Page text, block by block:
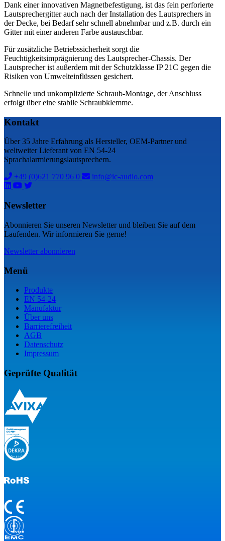
Dank einer innovativen Magnetbefestigung, ist das fein perforierte
Lautsprechergitter auch nach der Installation des Lautsprechers in
der Decke, bei Bedarf sehr schnell abnehmbar und z.B. durch ein
Gitter mit einer anderen Farbe austauschbar.
Für zusätzliche Betriebssicherheit sorgt die
Feuchtigkeitsimprägnierung des Lautsprecher-Chassis. Der
Lautsprecher ist außerdem mit der Schutzklasse IP 21C gegen die
Risiken von Umwelteinflüssen gesichert.
Schnelle und unkomplizierte Schraub-Montage, der Anschluss
erfolgt über eine stabile Schraubklemme.
Kontakt
Über 35 Jahre Erfahrung als Hersteller, OEM-Partner und
weltweiter Lieferant von EN 54-24
Sprachalarmierungslautsprechern.
+49 (0)621 770 96 0
info@ic-audio.com
Newsletter
Abonnieren Sie unseren Newsletter und bleiben Sie auf dem
Laufenden. Wir informieren Sie gerne!
Newsletter abonnieren
Menü
Produkte
EN 54-24
Manufaktur
Über uns
Barrierefreiheit
AGB
Datenschutz
Impressum
Geprüfte Qualität